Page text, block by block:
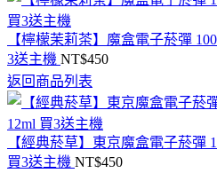
【檸檬茉莉茶】魔盒電子菸彈
3送主機 NT$450
返回商品列表
【經典菸草】東京魔盒電子菸彈
買3送主機 NT$450